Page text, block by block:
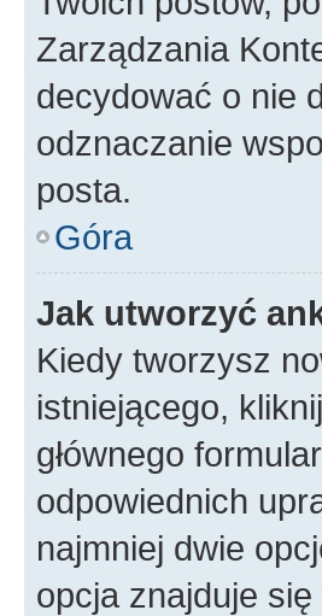
Zarządzania
decydować o nie
odznaczanie
posta.
Góra
Jak utworzyć
Kiedy tworzysz
istniejącego,
głównego
odpowiednich
najmniej dwie
opcja znajduje